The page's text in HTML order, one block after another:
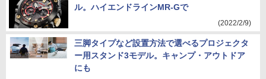
ル。ハイエンドラインMR-Gで
(2022/2/9)
三脚タイプなど設置方法で選べるプロジェクタ
ー用スタンド3モデル。キャンプ・アウトドア
にも